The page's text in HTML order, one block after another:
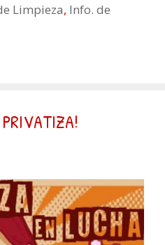
Limpieza, Info. de
PRIVATIZA!